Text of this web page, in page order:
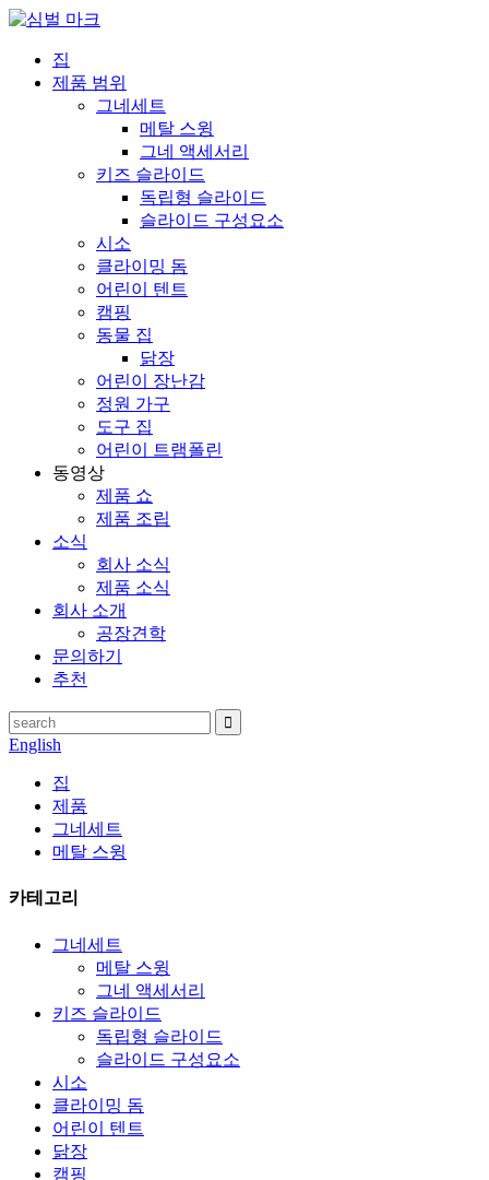
집
제품 범위
그네세트
메탈 스윙
그네 액세서리
키즈 슬라이드
독립형 슬라이드
슬라이드 구성요소
시소
클라이밍 돔
어린이 텐트
캠핑
동물 집
닭장
어린이 장난감
정원 가구
도구 집
어린이 트램폴린
동영상
제품 쇼
제품 조립
소식
회사 소식
제품 소식
회사 소개
공장견학
문의하기
추천
English
집
제품
그네세트
메탈 스윙
카테고리
그네세트
메탈 스윙
그네 액세서리
키즈 슬라이드
독립형 슬라이드
슬라이드 구성요소
시소
클라이밍 돔
어린이 텐트
닭장
캠핑